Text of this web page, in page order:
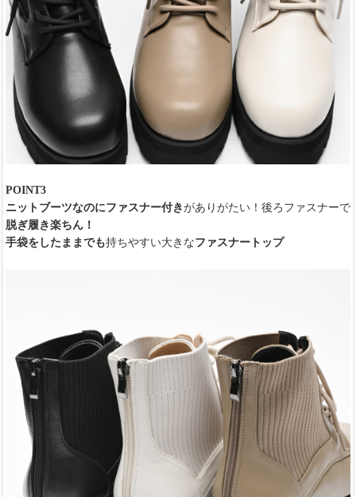
POINT3
ニットブーツなのにファスナー付きがありがたい！後ろファスナーで
脱ぎ履き楽ちん！
手袋をしたままでも持ちやすい大きなファスナートップ